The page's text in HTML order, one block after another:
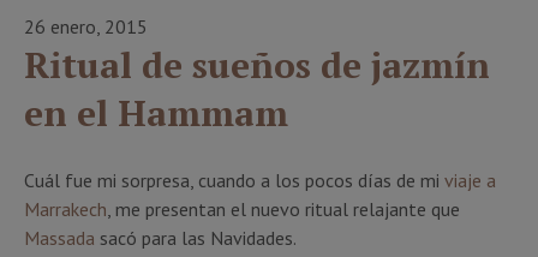
26 enero, 2015
Ritual de sueños de jazmín
en el Hammam
Cuál fue mi sorpresa, cuando a los pocos días de mi viaje a
Marrakech, me presentan el nuevo ritual relajante que
Massada sacó para las Navidades.